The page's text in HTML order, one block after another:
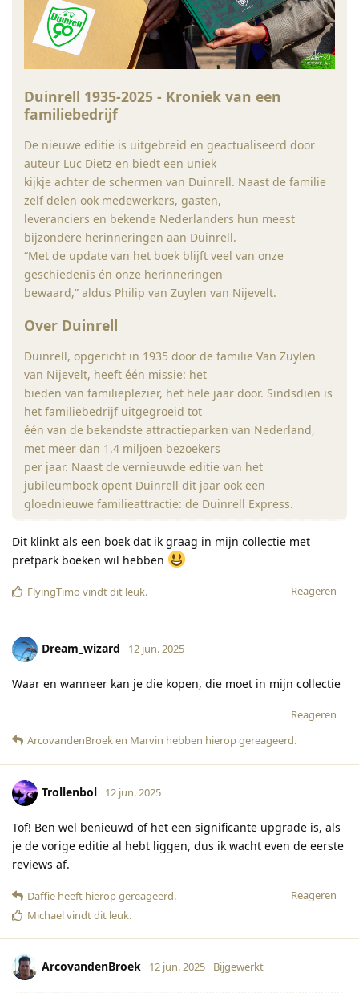
Duinrell 1935-2025 - Kroniek van een
familiebedrijf
De nieuwe editie is uitgebreid en geactualiseerd door
auteur Luc Dietz en biedt een uniek
kijkje achter de schermen van Duinrell. Naast de familie
zelf delen ook medewerkers, gasten,
leveranciers en bekende Nederlanders hun meest
bijzondere herinneringen aan Duinrell.
“Met de update van het boek blijft veel van onze
geschiedenis én onze herinneringen
bewaard,” aldus Philip van Zuylen van Nijevelt.
Over Duinrell
Duinrell, opgericht in 1935 door de familie Van Zuylen
van Nijevelt, heeft één missie: het
bieden van familieplezier, het hele jaar door. Sindsdien is
het familiebedrijf uitgegroeid tot
één van de bekendste attractieparken van Nederland,
met meer dan 1,4 miljoen bezoekers
per jaar. Naast de vernieuwde editie van het
jubileumboek opent Duinrell dit jaar ook een
gloednieuwe familieattractie: de Duinrell Express.
Dit klinkt als een boek dat ik graag in mijn collectie met
pretpark boeken wil hebben
Reageren
FlyingTimo vindt dit leuk.
Dream_wizard 12 jun. 2025
Waar en wanneer kan je die kopen, die moet in mijn collectie
Reageren
ArcovandenBroeken Marvin hebben hierop gereageerd.
Trollenbol 12 jun. 2025
Tof! Ben wel benieuwd of het een significante upgrade is, als
je de vorige editie al hebt liggen, dus ik wacht even de eerste
reviews af.
Reageren
Daffie heeft hierop gereageerd.
Michaelvindt dit leuk.
ArcovandenBroek 12 jun. 2025 Bijgewerkt